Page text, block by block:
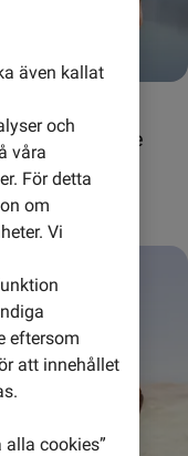
iOS som inte
även kallat
och
våra
För detta
om
Vi
eftersom
att innehållet
alla cookies”